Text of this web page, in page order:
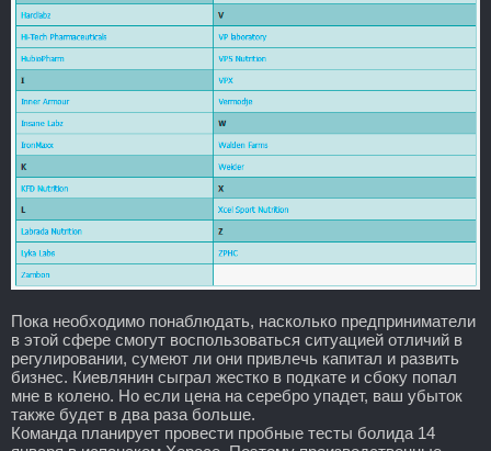
Пока необходимо понаблюдать, насколько предприниматели
в этой сфере смогут воспользоваться ситуацией отличий в
регулировании, сумеют ли они привлечь капитал и развить
бизнес. Киевлянин сыграл жестко в подкате и сбоку попал
мне в колено. Но если цена на серебро упадет, ваш убыток
также будет в два раза больше.
Команда планирует провести пробные тесты болида 14